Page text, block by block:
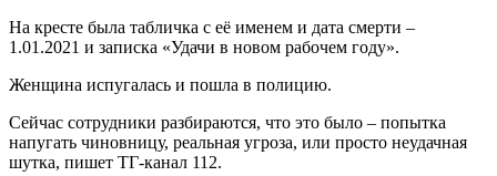
На кресте была табличка с её именем и дата смерти –
1.01.2021 и записка «Удачи в новом рабочем году».
Женщина испугалась и пошла в полицию.
Сейчас сотрудники разбираются, что это было – попытка
напугать чиновницу, реальная угроза, или просто неудачная
шутка, пишет ТГ-канал 112.